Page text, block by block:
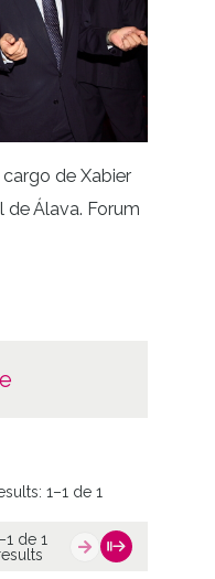
de Xabier
de Álava. Forum
1–1 de 1
de 1